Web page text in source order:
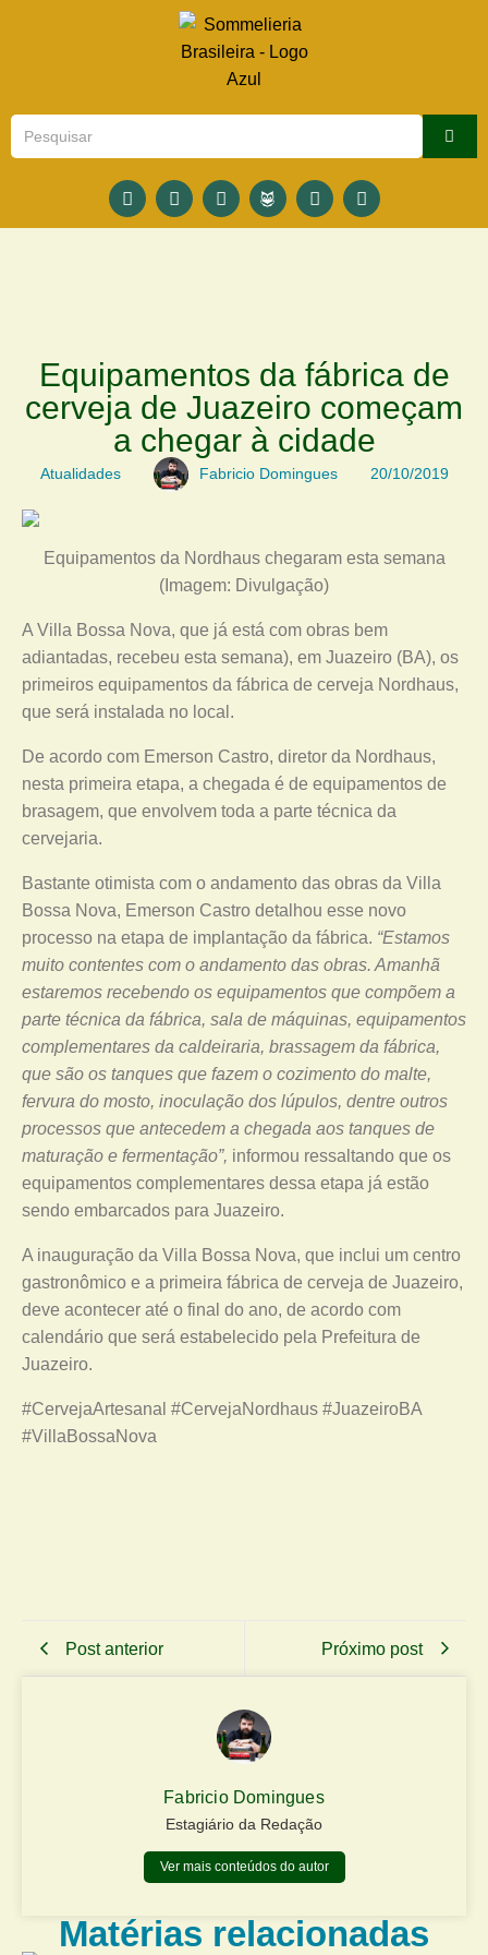
Equipamentos da fábrica de
cerveja de Juazeiro começam
a chegar à cidade
Atualidades Fabricio Domingues 20/10/2019
Equipamentos da Nordhaus chegaram esta semana
(Imagem: Divulgação)
A Villa Bossa Nova, que já está com obras bem
adiantadas, recebeu esta semana), em Juazeiro (BA), os
primeiros equipamentos da fábrica de cerveja Nordhaus,
que será instalada no local.
De acordo com Emerson Castro, diretor da Nordhaus,
nesta primeira etapa, a chegada é de equipamentos de
brasagem, que envolvem toda a parte técnica da
cervejaria.
Bastante otimista com o andamento das obras da Villa
Bossa Nova, Emerson Castro detalhou esse novo
processo na etapa de implantação da fábrica. “Estamos
muito contentes com o andamento das obras. Amanhã
estaremos recebendo os equipamentos que compõem a
parte técnica da fábrica, sala de máquinas, equipamentos
complementares da caldeiraria, brassagem da fábrica,
que são os tanques que fazem o cozimento do malte,
fervura do mosto, inoculação dos lúpulos, dentre outros
processos que antecedem a chegada aos tanques de
maturação e fermentação”, informou ressaltando que os
equipamentos complementares dessa etapa já estão
sendo embarcados para Juazeiro.
A inauguração da Villa Bossa Nova, que inclui um centro
gastronômico e a primeira fábrica de cerveja de Juazeiro,
deve acontecer até o final do ano, de acordo com
calendário que será estabelecido pela Prefeitura de
Juazeiro.
#CervejaArtesanal #CervejaNordhaus #JuazeiroBA
#VillaBossaNova
Post anterior Próximo post
Fabricio Domingues
Estagiário da Redação
Ver mais conteúdos do autor
Matérias relacionadas